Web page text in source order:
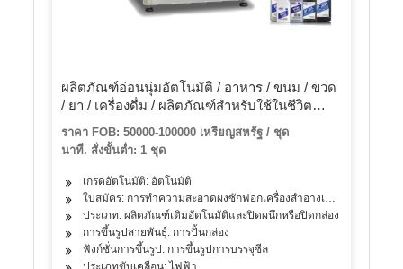
ผลิตภัณฑ์อ่อนนุ่มอัตโนมัติ / อาหาร / ขนม / ขวด
/ ยา / เครื่องดื่ม / ผลิตภัณฑ์สำหรับใช้ในชีวิต
ประจำวันเครื่องบรรจุกล่องกล่องพร้อมแขนหุ่น
ยนต์ / หุ่นยนต์แมงมุม
ราคา FOB: 50000-100000 เหรียญสหรัฐ / ชุด
นาที. สั่งขั้นต่ำ: 1 ชุด
เกรดอัตโนมัติ: อัตโนมัติ
ใบสมัคร: การทำความสะอาดผงซักฟอกเครื่องสำอางเครื่องดื่มผลิ
ประเภท: ผลิตภัณฑ์เติมอัตโนมัติและปิดผนึกหรือปิดกล่อง
การขึ้นรูปสายพันธุ์: การปั้นกล่อง
ฟังก์ชั่นการขึ้นรูป: การขึ้นรูปการบรรจุซีล